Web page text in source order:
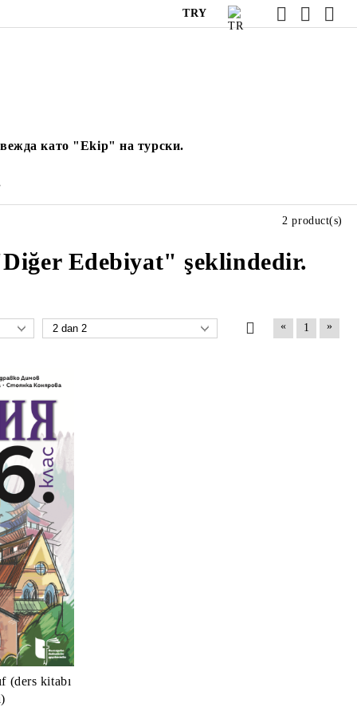
TRY
като "Ekip" на турски.
Edebiyat" şeklindedir.
2 product(s)
« 1 »
(ders kitabı